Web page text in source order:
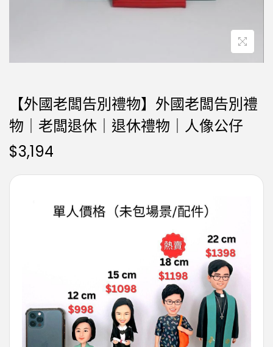
【外國老闆告別禮物】外國老闆告別禮
物｜老闆退休｜退休禮物｜人像公仔
$3,194